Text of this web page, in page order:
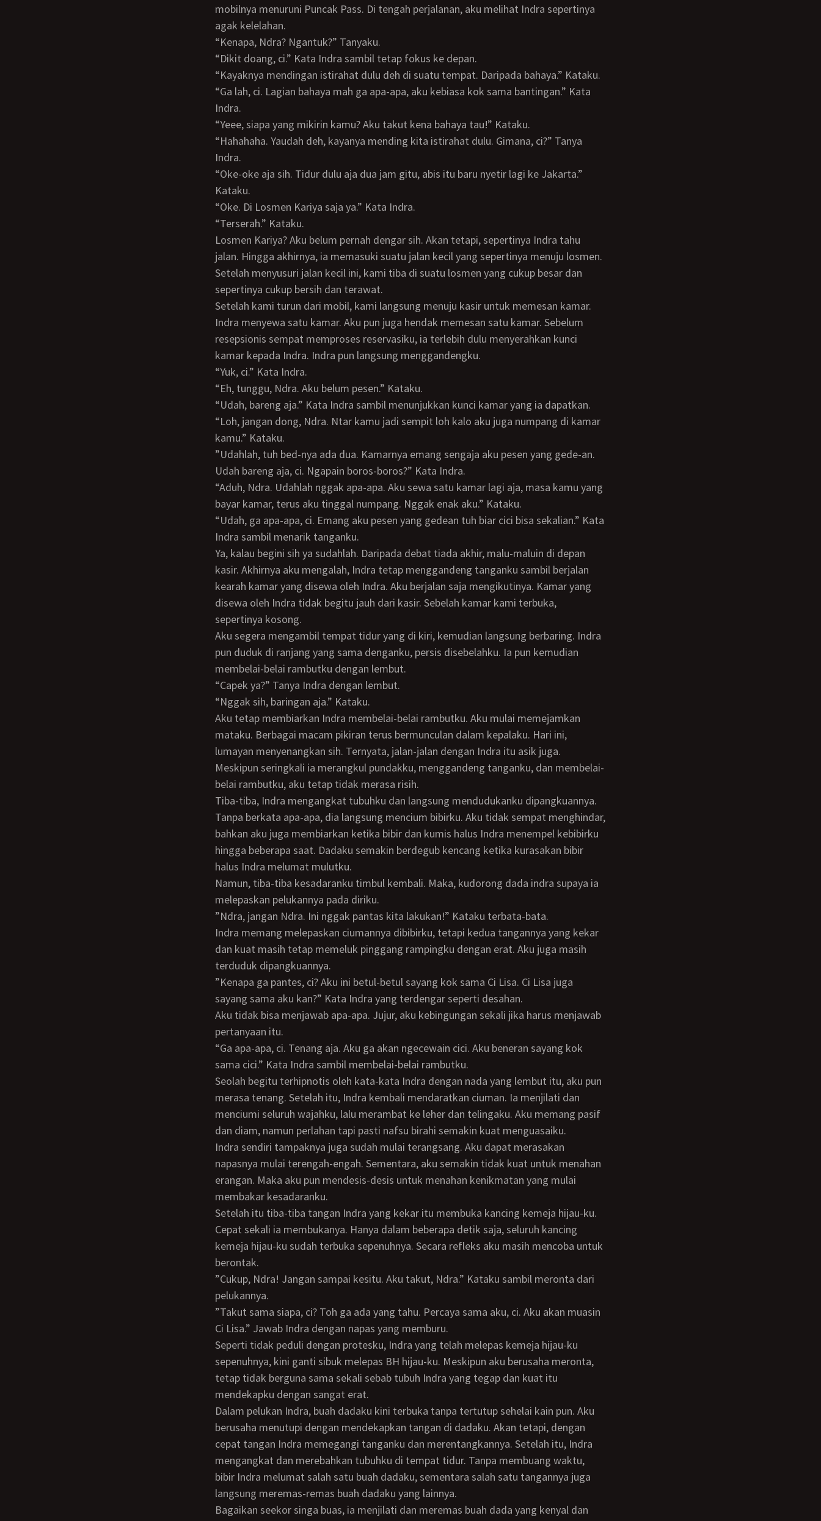
mobilnya menuruni Puncak Pass. Di tengah perjalanan, aku melihat Indra sepertinya
agak kelelahan.
“Kenapa, Ndra? Ngantuk?” Tanyaku.
“Dikit doang, ci.” Kata Indra sambil tetap fokus ke depan.
“Kayaknya mendingan istirahat dulu deh di suatu tempat. Daripada bahaya.” Kataku.
“Ga lah, ci. Lagian bahaya mah ga apa-apa, aku kebiasa kok sama bantingan.” Kata
Indra.
“Yeee, siapa yang mikirin kamu? Aku takut kena bahaya tau!” Kataku.
“Hahahaha. Yaudah deh, kayanya mending kita istirahat dulu. Gimana, ci?” Tanya
Indra.
“Oke-oke aja sih. Tidur dulu aja dua jam gitu, abis itu baru nyetir lagi ke Jakarta.”
Kataku.
“Oke. Di Losmen Kariya saja ya.” Kata Indra.
“Terserah.” Kataku.
Losmen Kariya? Aku belum pernah dengar sih. Akan tetapi, sepertinya Indra tahu
jalan. Hingga akhirnya, ia memasuki suatu jalan kecil yang sepertinya menuju losmen.
Setelah menyusuri jalan kecil ini, kami tiba di suatu losmen yang cukup besar dan
sepertinya cukup bersih dan terawat.
Setelah kami turun dari mobil, kami langsung menuju kasir untuk memesan kamar.
Indra menyewa satu kamar. Aku pun juga hendak memesan satu kamar. Sebelum
resepsionis sempat memproses reservasiku, ia terlebih dulu menyerahkan kunci
kamar kepada Indra. Indra pun langsung menggandengku.
“Yuk, ci.” Kata Indra.
“Eh, tunggu, Ndra. Aku belum pesen.” Kataku.
“Udah, bareng aja.” Kata Indra sambil menunjukkan kunci kamar yang ia dapatkan.
“Loh, jangan dong, Ndra. Ntar kamu jadi sempit loh kalo aku juga numpang di kamar
kamu.” Kataku.
”Udahlah, tuh bed-nya ada dua. Kamarnya emang sengaja aku pesen yang gede-an.
Udah bareng aja, ci. Ngapain boros-boros?” Kata Indra.
“Aduh, Ndra. Udahlah nggak apa-apa. Aku sewa satu kamar lagi aja, masa kamu yang
bayar kamar, terus aku tinggal numpang. Nggak enak aku.” Kataku.
“Udah, ga apa-apa, ci. Emang aku pesen yang gedean tuh biar cici bisa sekalian.” Kata
Indra sambil menarik tanganku.
Ya, kalau begini sih ya sudahlah. Daripada debat tiada akhir, malu-maluin di depan
kasir. Akhirnya aku mengalah, Indra tetap menggandeng tanganku sambil berjalan
kearah kamar yang disewa oleh Indra. Aku berjalan saja mengikutinya. Kamar yang
disewa oleh Indra tidak begitu jauh dari kasir. Sebelah kamar kami terbuka,
sepertinya kosong.
Aku segera mengambil tempat tidur yang di kiri, kemudian langsung berbaring. Indra
pun duduk di ranjang yang sama denganku, persis disebelahku. Ia pun kemudian
membelai-belai rambutku dengan lembut.
“Capek ya?” Tanya Indra dengan lembut.
“Nggak sih, baringan aja.” Kataku.
Aku tetap membiarkan Indra membelai-belai rambutku. Aku mulai memejamkan
mataku. Berbagai macam pikiran terus bermunculan dalam kepalaku. Hari ini,
lumayan menyenangkan sih. Ternyata, jalan-jalan dengan Indra itu asik juga.
Meskipun seringkali ia merangkul pundakku, menggandeng tanganku, dan membelai-
belai rambutku, aku tetap tidak merasa risih.
Tiba-tiba, Indra mengangkat tubuhku dan langsung mendudukanku dipangkuannya.
Tanpa berkata apa-apa, dia langsung mencium bibirku. Aku tidak sempat menghindar,
bahkan aku juga membiarkan ketika bibir dan kumis halus Indra menempel kebibirku
hingga beberapa saat. Dadaku semakin berdegub kencang ketika kurasakan bibir
halus Indra melumat mulutku.
Namun, tiba-tiba kesadaranku timbul kembali. Maka, kudorong dada indra supaya ia
melepaskan pelukannya pada diriku.
”Ndra, jangan Ndra. Ini nggak pantas kita lakukan!” Kataku terbata-bata.
Indra memang melepaskan ciumannya dibibirku, tetapi kedua tangannya yang kekar
dan kuat masih tetap memeluk pinggang rampingku dengan erat. Aku juga masih
terduduk dipangkuannya.
”Kenapa ga pantes, ci? Aku ini betul-betul sayang kok sama Ci Lisa. Ci Lisa juga
sayang sama aku kan?” Kata Indra yang terdengar seperti desahan.
Aku tidak bisa menjawab apa-apa. Jujur, aku kebingungan sekali jika harus menjawab
pertanyaan itu.
“Ga apa-apa, ci. Tenang aja. Aku ga akan ngecewain cici. Aku beneran sayang kok
sama cici.” Kata Indra sambil membelai-belai rambutku.
Seolah begitu terhipnotis oleh kata-kata Indra dengan nada yang lembut itu, aku pun
merasa tenang. Setelah itu, Indra kembali mendaratkan ciuman. Ia menjilati dan
menciumi seluruh wajahku, lalu merambat ke leher dan telingaku. Aku memang pasif
dan diam, namun perlahan tapi pasti nafsu birahi semakin kuat menguasaiku.
Indra sendiri tampaknya juga sudah mulai terangsang. Aku dapat merasakan
napasnya mulai terengah-engah. Sementara, aku semakin tidak kuat untuk menahan
erangan. Maka aku pun mendesis-desis untuk menahan kenikmatan yang mulai
membakar kesadaranku.
Setelah itu tiba-tiba tangan Indra yang kekar itu membuka kancing kemeja hijau-ku.
Cepat sekali ia membukanya. Hanya dalam beberapa detik saja, seluruh kancing
kemeja hijau-ku sudah terbuka sepenuhnya. Secara refleks aku masih mencoba untuk
berontak.
”Cukup, Ndra! Jangan sampai kesitu. Aku takut, Ndra.” Kataku sambil meronta dari
pelukannya.
”Takut sama siapa, ci? Toh ga ada yang tahu. Percaya sama aku, ci. Aku akan muasin
Ci Lisa.” Jawab Indra dengan napas yang memburu.
Seperti tidak peduli dengan protesku, Indra yang telah melepas kemeja hijau-ku
sepenuhnya, kini ganti sibuk melepas BH hijau-ku. Meskipun aku berusaha meronta,
tetap tidak berguna sama sekali sebab tubuh Indra yang tegap dan kuat itu
mendekapku dengan sangat erat.
Dalam pelukan Indra, buah dadaku kini terbuka tanpa tertutup sehelai kain pun. Aku
berusaha menutupi dengan mendekapkan tangan di dadaku. Akan tetapi, dengan
cepat tangan Indra memegangi tanganku dan merentangkannya. Setelah itu, Indra
mengangkat dan merebahkan tubuhku di tempat tidur. Tanpa membuang waktu,
bibir Indra melumat salah satu buah dadaku, sementara salah satu tangannya juga
langsung meremas-remas buah dadaku yang lainnya.
Bagaikan seekor singa buas, ia menjilati dan meremas buah dada yang kenyal dan